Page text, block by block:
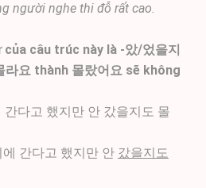
người nghe thi đỗ rất cao.
câu trúc này là -았/었을지
라요 thành 몰랐어요 sẽ không
간다고 했지만 안 갔을지도 몰
간다고 했지만 안 갔을지도